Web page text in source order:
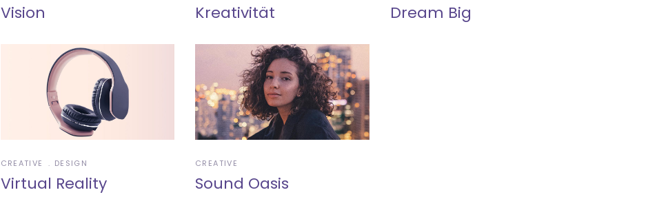
Vision Kreativität Dream Big
CREATIVE DESIGN
Virtual Reality
CREATIVE
Sound Oasis